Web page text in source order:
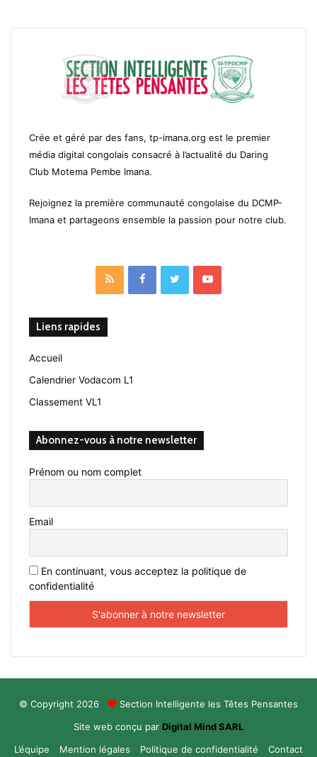
Crée et géré par des fans, tp-imana.org est le premier
média digital congolais consacré à l’actualité du Daring
Club Motema Pembe Imana.
Rejoignez la première communauté congolaise du DCMP-
Imana et partageons ensemble la passion pour notre club.
RSS FacebookTwitterYouTube
Liens rapides
Accueil
Calendrier Vodacom L1
Classement VL1
Abonnez-vous à notre newsletter
Prénom ou nom complet
Email
En continuant, vous acceptez la politique de
confidentialité
© Copyright 2026
Section Intelligente les Têtes Pensantes
Site web conçu par Digital Mind SARL
L’équipe
Mention légales Politique de confidentialité Contact